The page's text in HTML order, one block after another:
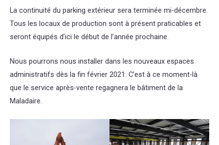
La continuité du parking extérieur sera terminée mi-décembre.
Tous les locaux de production sont à présent praticables et
seront équipés d’ici le début de l’année prochaine.
Nous pourrons nous installer dans les nouveaux espaces
administratifs dès la fin février 2021. C’est à ce moment-là
que le service après-vente regagnera le bâtiment de la
Maladaire.